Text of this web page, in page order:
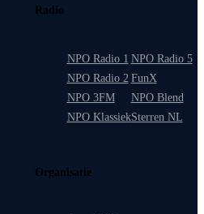
Radio
NPO Radio 1
NPO Radio 2
NPO 3FM
NPO Klassiek
NPO Radio 5
FunX
NPO Blend
Sterren NL
Organisatie